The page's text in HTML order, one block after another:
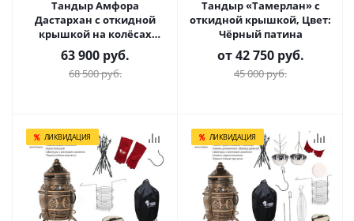
Тандыр Амфора
Дастархан с откидной
крышкой на колёсах
Комплект Гурман
63 900 руб.
68 500руб.
Тандыр «Тамерлан» с
откидной крышкой, Цвет:
Чёрный патина
от42 750 руб.
45 000 руб.
ЛИКВИДАЦИЯ ЛИКВИДАЦИЯ